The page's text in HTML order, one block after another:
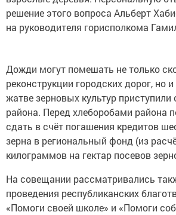
решение этого вопроса Альберт
на руководителя горисполкома
Дожди могут помешать не только
реконструкции городских дорог, но
жатве зерновых культур приступили
района. Перед хлеборобами района
сдать в счёт погашения кредитов
зерна в региональный фонд (из
килограммов на гектар посевов
На совещании рассматривались
проведения республиканских
«Помоги своей школе» и «Помоги